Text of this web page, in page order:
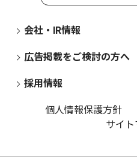
会社・IR情報
広告掲載をご検討の方へ
採用情報
個人情報保護方針
サイ